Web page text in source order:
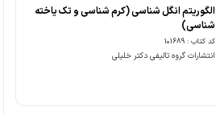
الگوریتم انگل شناسی (کرم شناسی و تک یاخته
شناسی)
کد کتاب : 101689
انتشارات گروه تالیفی دکتر خلیلی